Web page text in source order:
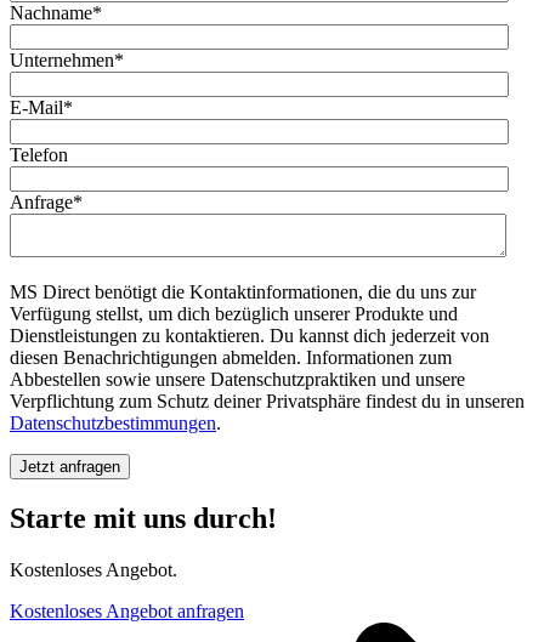
Nachname*
Unternehmen*
E-Mail*
Telefon
Anfrage*
MS Direct benötigt die Kontaktinformationen, die du uns zur
Verfügung stellst, um dich bezüglich unserer Produkte und
Dienstleistungen zu kontaktieren. Du kannst dich jederzeit von
diesen Benachrichtigungen abmelden. Informationen zum
Abbestellen sowie unsere Datenschutzpraktiken und unsere
Verpflichtung zum Schutz deiner Privatsphäre findest du in unseren
Datenschutzbestimmungen.
Starte mit uns durch!
Kostenloses Angebot.
Kostenloses Angebot anfragen